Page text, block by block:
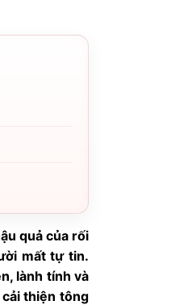
quả của rối
mất tự tin.
lành tính và
thiện tông